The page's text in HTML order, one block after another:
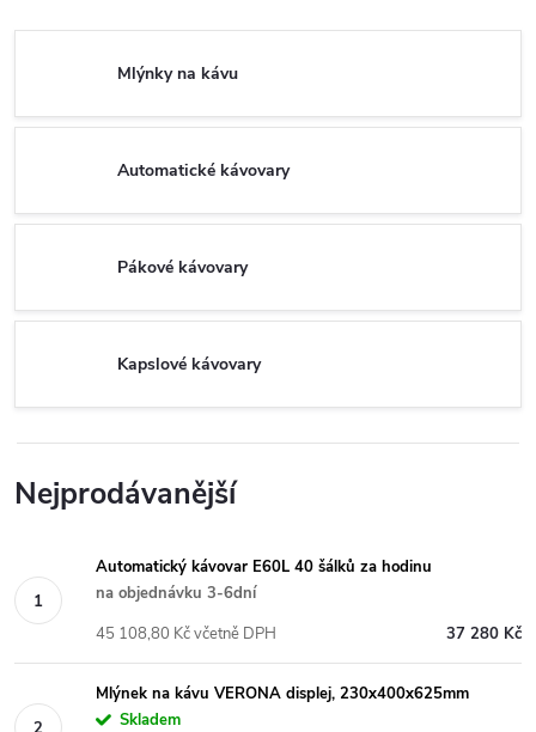
Mlýnky na kávu
Automatické kávovary
Pákové kávovary
Kapslové kávovary
Nejprodávanější
Automatický kávovar E60L 40 šálků za hodinu
na objednávku 3-6dní
37 280 Kč
45 108,80 Kč včetně DPH
Mlýnek na kávu VERONA displej, 230x400x625mm
Skladem